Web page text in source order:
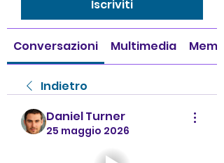
Iscriviti
Conversazioni Multimedia
Indietro
Daniel Turner
25 maggio 2026